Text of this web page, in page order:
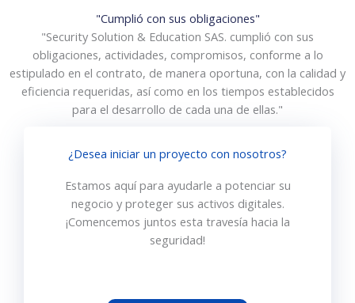
"Cumplió con sus obligaciones"
"Security Solution & Education SAS. cumplió con sus
obligaciones, actividades, compromisos, conforme a lo
estipulado en el contrato, de manera oportuna, con la calidad y
eficiencia requeridas, así como en los tiempos establecidos
para el desarrollo de cada una de ellas."
¿Desea iniciar un proyecto con nosotros?
Estamos aquí para ayudarle a potenciar su
negocio y proteger sus activos digitales.
¡Comencemos juntos esta travesía hacia la
seguridad!